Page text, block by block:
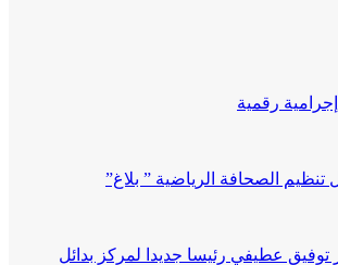
رقمية
تنظيم الصحافة الرياضية ” بلاغ”
توفيق عطيفي رئيسا جديدا لمركز بدائل